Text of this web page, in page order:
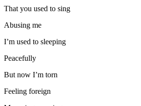
That you used to sing
Abusing me
I’m used to sleeping
Peacefully
But now I’m torn
Feeling foreign